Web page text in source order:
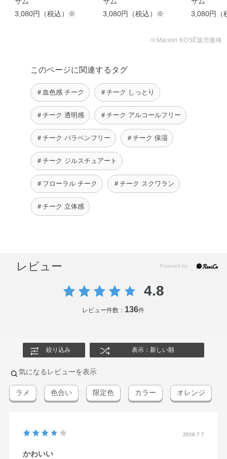
【ブレンドベリーで魅惑
EYE②】 ブレ …
3,080円（税込）※
3,080円（税込）※
3,080円（
※Maison KOSÉ販売価格
このページに関連するタグ
＃血色感 チーク ＃チーク しっとり
＃チーク 透明感 ＃チーク アルコールフリー
＃チーク パラベンフリー ＃チーク 保湿
＃チーク ジルスチュアート
＃フローラル チーク ＃チーク スクワラン
＃チーク 立体感
レビュー
4.8
レビュー件数： 136件
絞り込み 表示：新しい順
気になるレビューを表示
ラメ 色合い 限定色 カラー オレンジ
2026.7.7
かわいい